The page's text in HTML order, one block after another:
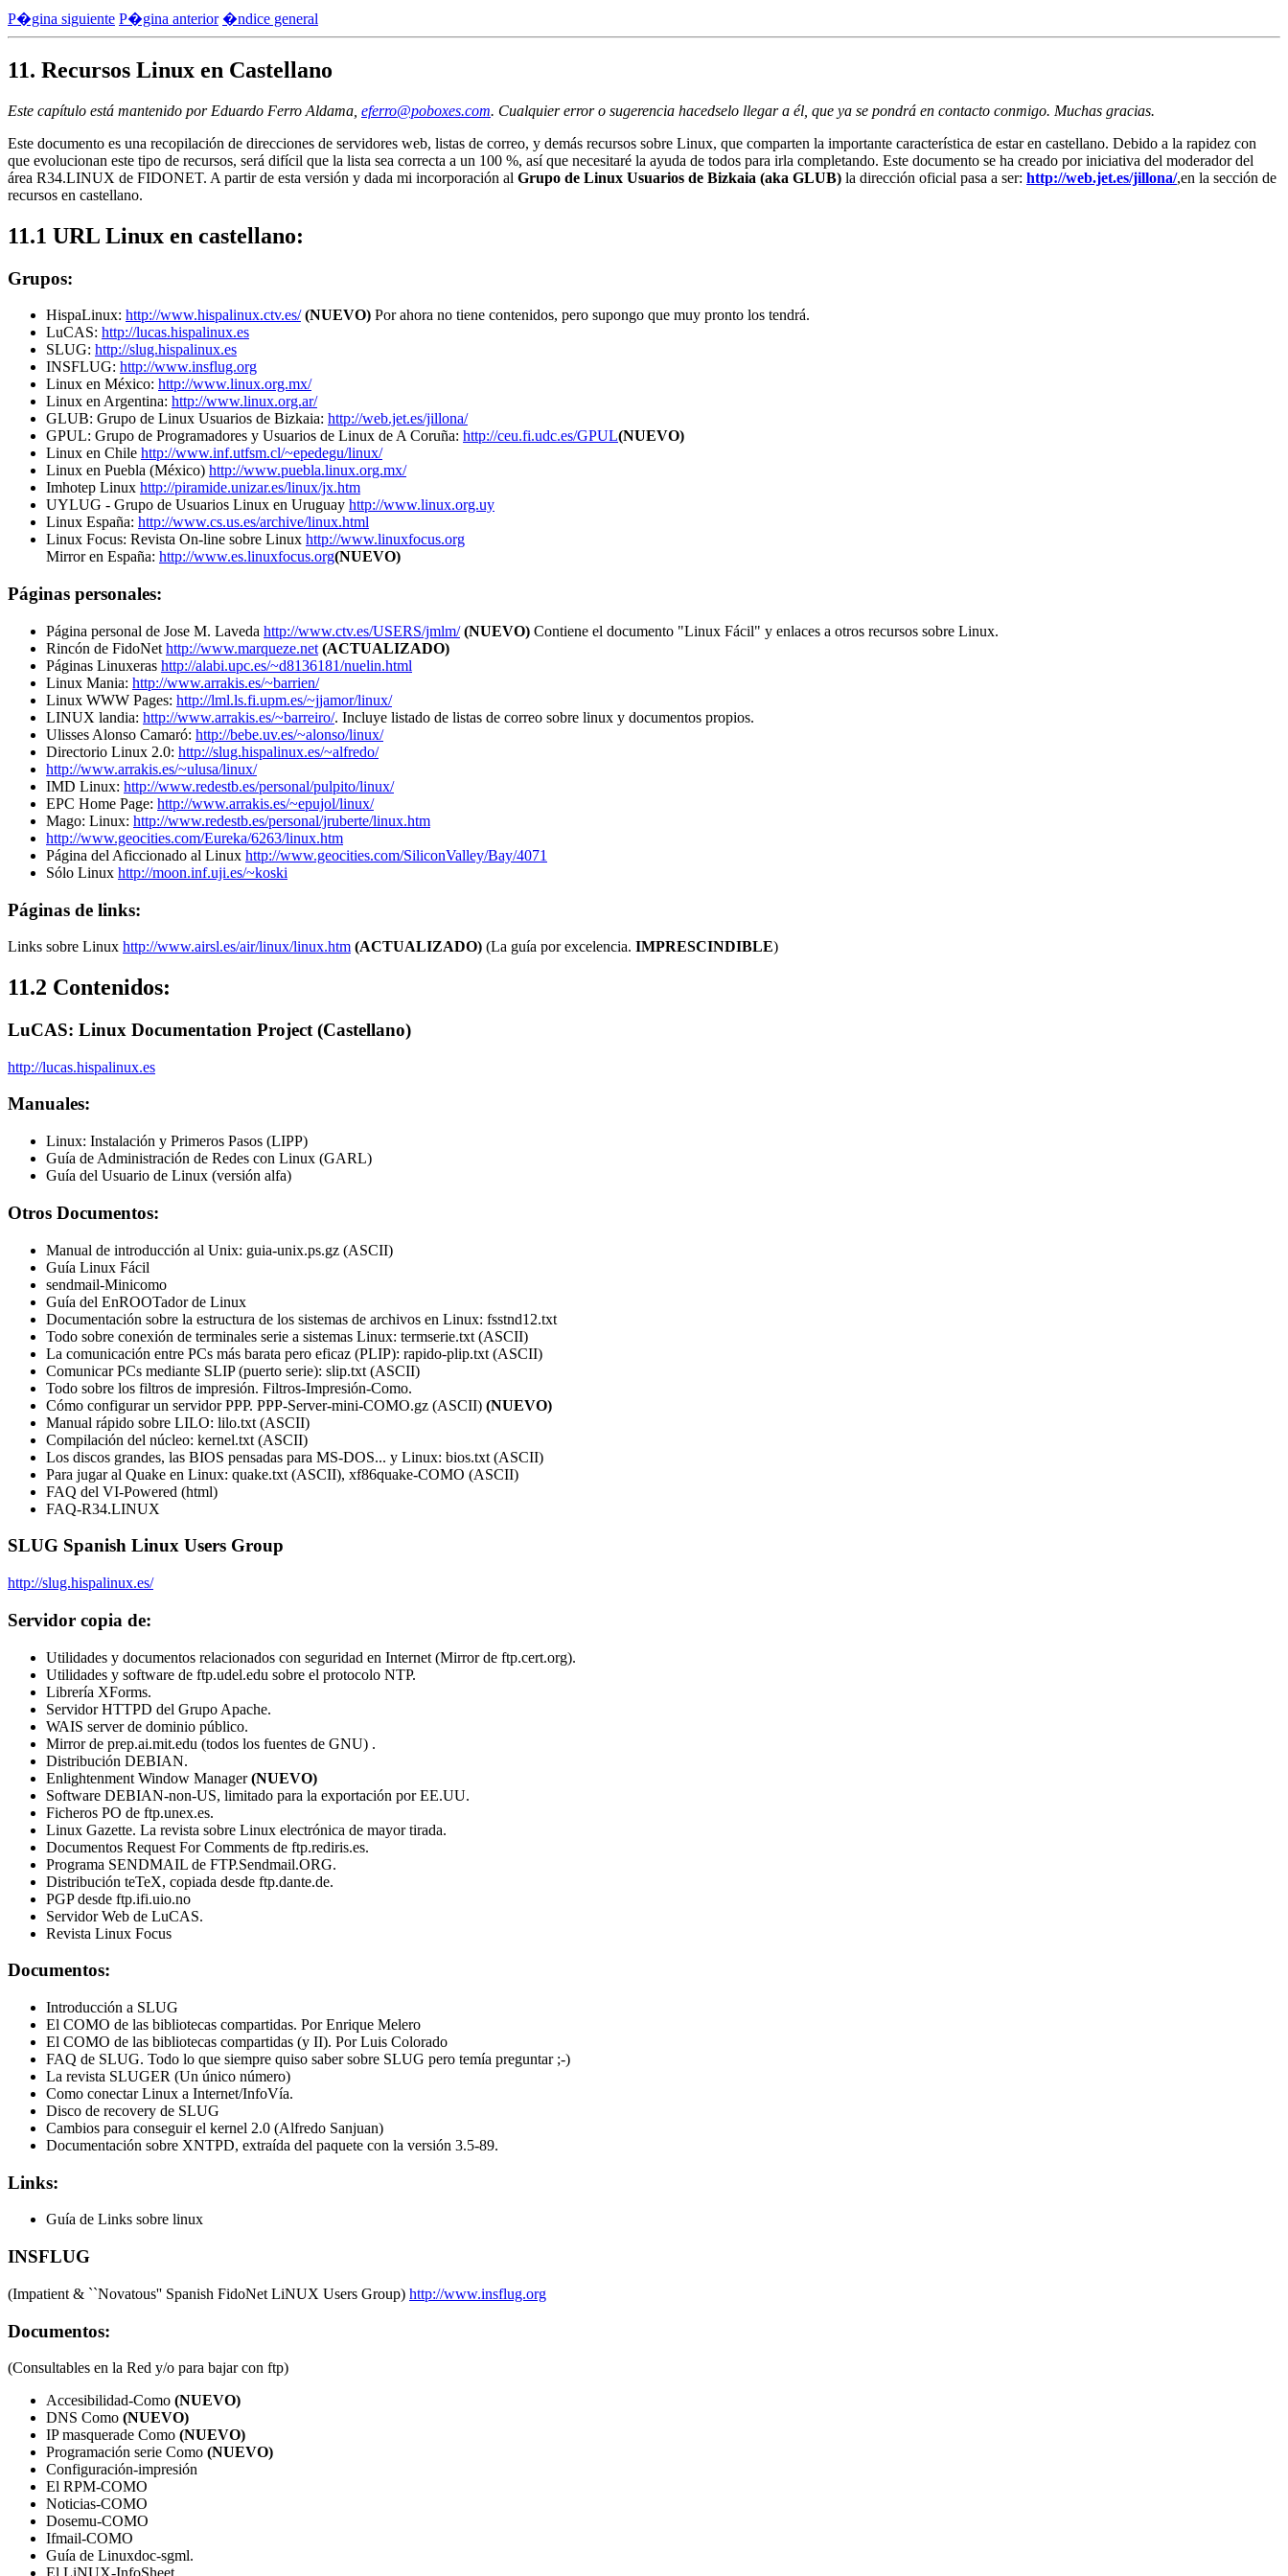
P�gina siguiente P�gina anterior �ndice general
11. Recursos Linux en Castellano
Este capítulo está mantenido por Eduardo Ferro Aldama, eferro@poboxes.com. Cualquier error o sugerencia hacedselo llegar a él, que ya se pondrá en contacto conmigo. Muchas gracias.
Este documento es una recopilación de direcciones de servidores web, listas de correo, y demás recursos sobre Linux, que comparten la importante característica de estar en castellano. Debido a la rapidez con
que evolucionan este tipo de recursos, será difícil que la lista sea correcta a un 100 %, así que necesitaré la ayuda de todos para irla completando. Este documento se ha creado por iniciativa del moderador del
área R34.LINUX de FIDONET. A partir de esta versión y dada mi incorporación al Grupo de Linux Usuarios de Bizkaia (aka GLUB) la dirección oficial pasa a ser: http://web.jet.es/jillona/,en la sección de
recursos en castellano.
11.1 URL Linux en castellano:
Grupos:
HispaLinux: http://www.hispalinux.ctv.es/ (NUEVO) Por ahora no tiene contenidos, pero supongo que muy pronto los tendrá.
LuCAS: http://lucas.hispalinux.es
SLUG: http://slug.hispalinux.es
INSFLUG: http://www.insflug.org
Linux en México: http://www.linux.org.mx/
Linux en Argentina: http://www.linux.org.ar/
GLUB: Grupo de Linux Usuarios de Bizkaia: http://web.jet.es/jillona/
GPUL: Grupo de Programadores y Usuarios de Linux de A Coruña: http://ceu.fi.udc.es/GPUL(NUEVO)
Linux en Chile http://www.inf.utfsm.cl/~epedegu/linux/
Linux en Puebla (México) http://www.puebla.linux.org.mx/
Imhotep Linux http://piramide.unizar.es/linux/jx.htm
UYLUG - Grupo de Usuarios Linux en Uruguay http://www.linux.org.uy
Linux España: http://www.cs.us.es/archive/linux.html
Linux Focus: Revista On-line sobre Linux http://www.linuxfocus.org
Mirror en España: http://www.es.linuxfocus.org(NUEVO)
Páginas personales:
Página personal de Jose M. Laveda http://www.ctv.es/USERS/jmlm/ (NUEVO) Contiene el documento "Linux Fácil" y enlaces a otros recursos sobre Linux.
Rincón de FidoNet http://www.marqueze.net (ACTUALIZADO)
Páginas Linuxeras http://alabi.upc.es/~d8136181/nuelin.html
Linux Mania: http://www.arrakis.es/~barrien/
Linux WWW Pages: http://lml.ls.fi.upm.es/~jjamor/linux/
LINUX landia: http://www.arrakis.es/~barreiro/. Incluye listado de listas de correo sobre linux y documentos propios.
Ulisses Alonso Camaró: http://bebe.uv.es/~alonso/linux/
Directorio Linux 2.0: http://slug.hispalinux.es/~alfredo/
http://www.arrakis.es/~ulusa/linux/
IMD Linux: http://www.redestb.es/personal/pulpito/linux/
EPC Home Page: http://www.arrakis.es/~epujol/linux/
Mago: Linux: http://www.redestb.es/personal/jruberte/linux.htm
http://www.geocities.com/Eureka/6263/linux.htm
Página del Aficcionado al Linux http://www.geocities.com/SiliconValley/Bay/4071
Sólo Linux http://moon.inf.uji.es/~koski
Páginas de links:
Links sobre Linux http://www.airsl.es/air/linux/linux.htm (ACTUALIZADO) (La guía por excelencia. IMPRESCINDIBLE)
11.2 Contenidos:
LuCAS: Linux Documentation Project (Castellano)
http://lucas.hispalinux.es
Manuales:
Linux: Instalación y Primeros Pasos (LIPP)
Guía de Administración de Redes con Linux (GARL)
Guía del Usuario de Linux (versión alfa)
Otros Documentos:
Manual de introducción al Unix: guia-unix.ps.gz (ASCII)
Guía Linux Fácil
sendmail-Minicomo
Guía del EnROOTador de Linux
Documentación sobre la estructura de los sistemas de archivos en Linux: fsstnd12.txt
Todo sobre conexión de terminales serie a sistemas Linux: termserie.txt (ASCII)
La comunicación entre PCs más barata pero eficaz (PLIP): rapido-plip.txt (ASCII)
Comunicar PCs mediante SLIP (puerto serie): slip.txt (ASCII)
Todo sobre los filtros de impresión. Filtros-Impresión-Como.
Cómo configurar un servidor PPP. PPP-Server-mini-COMO.gz (ASCII) (NUEVO)
Manual rápido sobre LILO: lilo.txt (ASCII)
Compilación del núcleo: kernel.txt (ASCII)
Los discos grandes, las BIOS pensadas para MS-DOS... y Linux: bios.txt (ASCII)
Para jugar al Quake en Linux: quake.txt (ASCII), xf86quake-COMO (ASCII)
FAQ del VI-Powered (html)
FAQ-R34.LINUX
SLUG Spanish Linux Users Group
http://slug.hispalinux.es/
Servidor copia de:
Utilidades y documentos relacionados con seguridad en Internet (Mirror de ftp.cert.org).
Utilidades y software de ftp.udel.edu sobre el protocolo NTP.
Librería XForms.
Servidor HTTPD del Grupo Apache.
WAIS server de dominio público.
Mirror de prep.ai.mit.edu (todos los fuentes de GNU) .
Distribución DEBIAN.
Enlightenment Window Manager(NUEVO)
Software DEBIAN-non-US, limitado para la exportación por EE.UU.
Ficheros PO de ftp.unex.es.
Linux Gazette. La revista sobre Linux electrónica de mayor tirada.
Documentos Request For Comments de ftp.rediris.es.
Programa SENDMAIL de FTP.Sendmail.ORG.
Distribución teTeX, copiada desde ftp.dante.de.
PGP desde ftp.ifi.uio.no
Servidor Web de LuCAS.
Revista Linux Focus
Documentos:
Introducción a SLUG
El COMO de las bibliotecas compartidas. Por Enrique Melero
El COMO de las bibliotecas compartidas (y II). Por Luis Colorado
FAQ de SLUG. Todo lo que siempre quiso saber sobre SLUG pero temía preguntar ;-)
La revista SLUGER (Un único número)
Como conectar Linux a Internet/InfoVía.
Disco de recovery de SLUG
Cambios para conseguir el kernel 2.0 (Alfredo Sanjuan)
Documentación sobre XNTPD, extraída del paquete con la versión 3.5-89.
Links:
Guía de Links sobre linux
INSFLUG
(Impatient & ``Novatous'' Spanish FidoNet LiNUX Users Group) http://www.insflug.org
Documentos:
(Consultables en la Red y/o para bajar con ftp)
Accesibilidad-Como (NUEVO)
DNS Como (NUEVO)
IP masquerade Como (NUEVO)
Programación serie Como (NUEVO)
Configuración-impresión
El RPM-COMO
Noticias-COMO
Dosemu-COMO
Ifmail-COMO
Guía de Linuxdoc-sgml.